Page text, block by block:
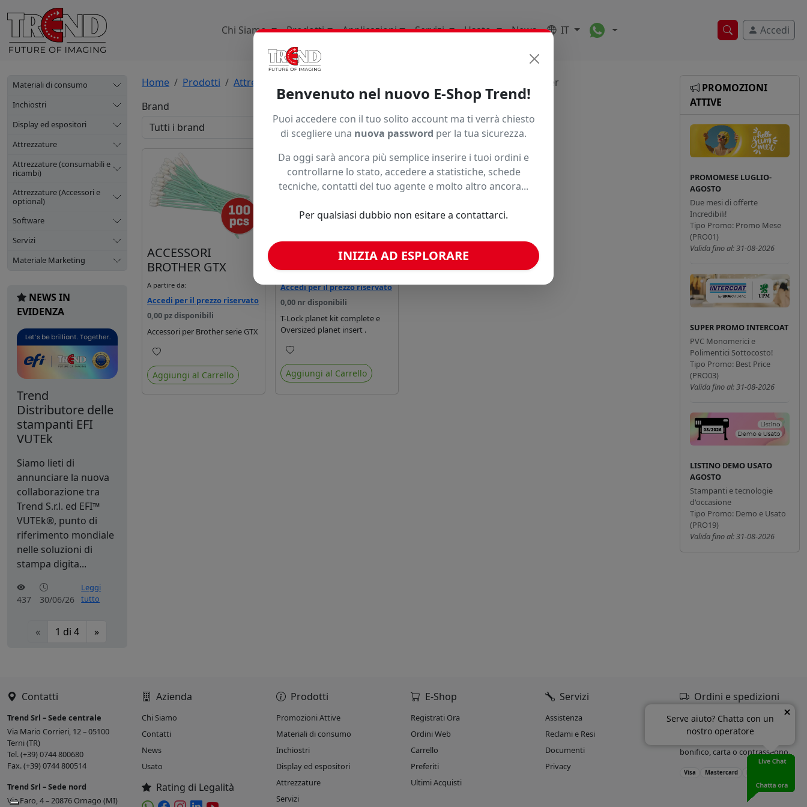
Ricerca veloce
Accedi
Chi Siamo Prodotti Applicazioni Servizi Usato News IT Toggle Dropdown
Materiali di consumo
Inchiostri
Display ed espositori
Attrezzature
Attrezzature (consumabili e
ricambi)
Attrezzature (Accessori e
optional)
Software
Servizi
Materiale Marketing
NEWS IN
EVIDENZA
Trend
Distributore delle
stampanti EFI
VUTEk
Siamo lieti di
annunciare la nuova
collaborazione tra
Trend S.r.l. ed EFI™
VUTEk®, punto di
riferimento mondiale
nelle soluzioni di
stampa digita...
437 30/06/26
Leggi
tutto
« 1 di 4 »
Home Prodotti Attrezzature Consumabili E Ricambi
Brother
Brand
ACCESSORI
BROTHER GTX
A partire da:
Accedi per il prezzo riservato
0,00 pz disponibili
Accessori per Brother serie GTX
Preferiti
Aggiungi al Carrello
BROTHER T-LOCK
A partire da:
Accedi per il prezzo riservato
0,00 nr disponibili
T-Lock planet kit complete e
Oversized planet insert .
Preferiti
Aggiungi al Carrello
PROMOZIONI
ATTIVE
PROMOMESE LUGLIO-
AGOSTO
Due mesi di offerte
Incredibili!
Tipo Promo: Promo Mese
(PRO01)
Valida fino al: 31-08-2026
SUPER PROMO INTERCOAT
PVC Monomerici e
Polimentici Sottocosto!
Tipo Promo: Best Price
(PRO03)
Valida fino al: 31-08-2026
LISTINO DEMO USATO
AGOSTO
Stampanti e tecnologie
d'occasione
Tipo Promo: Demo e Usato
(PRO19)
Valida fino al: 31-08-2026
Contatti
Trend Srl – Sede centrale
Via Mario Corrieri, 12 – 05100
Terni (TR)
Tel. (+39) 0744 800680
Fax. (+39) 0744 800514
Trend Srl – Sede nord
Via Faro, 4 – 20876 Ornago (MI)
Azienda
Chi Siamo
Contatti
News
Usato
Rating di Legalità
Prodotti
Promozioni Attive
Materiali di consumo
Inchiostri
Display ed espositori
Attrezzature
Servizi
E-Shop
Registrati Ora
Ordini Web
Carrello
Preferiti
Ultimi Acquisti
Servizi
Assistenza
Reclami e Resi
Documenti
Privacy
Ordini e spedizioni
Oltre il 90% delle spedizioni
entro 24h dall’ordine.
bonifico, carta o contrassegno.
Visa Mastercard
Benvenuto nel nuovo E-Shop Trend!
Puoi accedere con il tuo solito account ma ti verrà chiesto
di scegliere una nuova password per la tua sicurezza.
Da oggi sarà ancora più semplice inserire i tuoi ordini e
controllarne lo stato, accedere a statistiche, schede
tecniche, contatti del tuo agente e molto altro ancora...
Per qualsiasi dubbio non esitare a contattarci.
INIZIA AD ESPLORARE
Serve aiuto? Chatta con un
nostro operatore